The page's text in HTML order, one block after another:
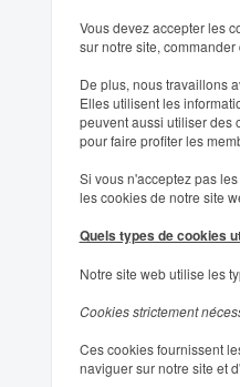
Vous devez accepter les
sur notre site,
De plus, nous travaillons
Elles utilisent les
peuvent aussi utiliser des
pour faire profiter les
Si vous n'acceptez pas
les cookies de notre site
Quels types de cookies
Notre site web utilise les
Cookies strictement
Ces cookies fournissent
naviguer sur notre site et